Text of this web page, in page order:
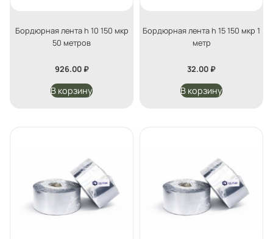
Бордюрная лента h 10 150 мкр
50 метров
926.00 ₽
В корзину
Бордюрная лента h 15 150 мкр 1
метр
32.00 ₽
В корзину